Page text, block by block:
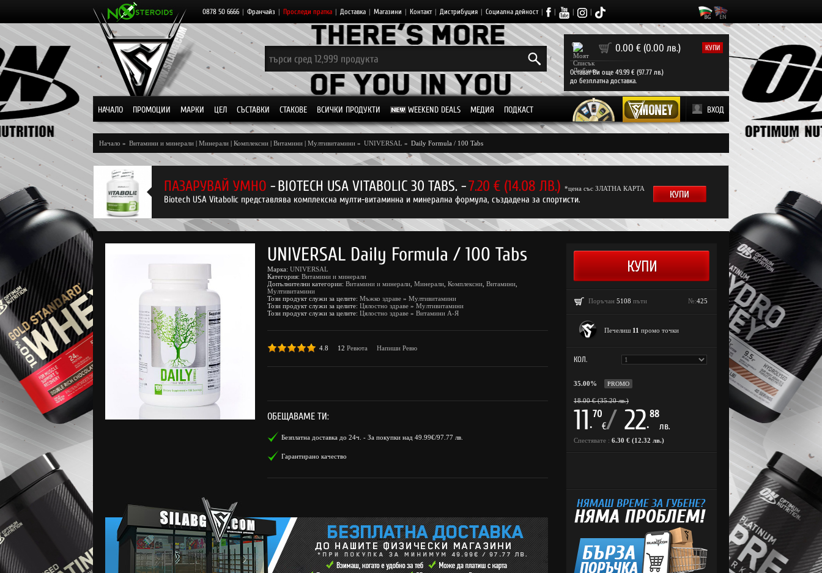
0878 50 6666 | Франчайз | Проследи пратка | Доставка | Магазини | Контакт | Дистрибуция | Социална дейност | | | |
0 0.00 € (0.00 лв.) КУПИ
Остават Ви още 49.99 € (97.77 лв.)
до безплатна доставка.
НАЧАЛО ПРОМОЦИИ МАРКИ ЦЕЛ СЪСТАВКИ СТАКОВЕ ВСИЧКИ ПРОДУКТИ WEEKEND DEALS МЕДИЯ ПОДКАСТ ВХОД
Начало » Витамини и минерали | Минерали | Комплексни | Витамини | Мултивитамини » UNIVERSAL » Daily Formula / 100 Tabs
ПАЗАРУВАЙ УМНО -BIOTECH USA VITABOLIC 30 TABS. -7.20 € (14.08 ЛВ.) *цена със ЗЛАТНА КАРТА
Biotech USA Vitabolic представлява комплексна мулти-витаминна и минерална формула, създадена за спортисти.
UNIVERSAL Daily Formula / 100 Tabs
Марка: UNIVERSAL
Категория: Витамини и минерали
Допълнителни категории: Витамини и минерали Минерали Комплексни Витамини
Мултивитамини
Този продукт служи за целите: Мъжко здраве » Мултивитамини
Този продукт служи за целите: Цялостно здраве » Мултивитамини
Този продукт служи за целите: Цялостно здраве » Витамини А-Я
4.8 12 Ревюта Напиши Ревю
ОБЕЩАВАМЕ ТИ:
Безплатна доставка до 24ч. - За покупки над 49.99€/97.77 лв.
Гарантирано качество
Поръчан 5108 пъти №:425
Печелиш 11 промо точки
КОЛ.
35.00% PROMO
18.00 € (35.20 лв.)
11.
70
€/ 22.
88
лв.
Спестявате : 6.30 € (12.32 лв.)